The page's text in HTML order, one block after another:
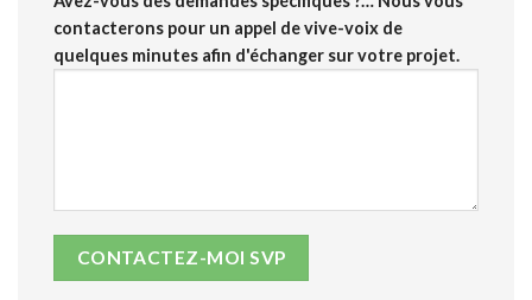
contacterons pour un appel de vive-voix de
quelques minutes afin d'échanger sur votre projet.